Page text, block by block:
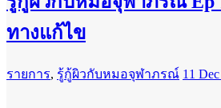
ทางแก้ไข
รายการ, รู้กู้ผิวกับหมอจุฬาภรณ์ 11